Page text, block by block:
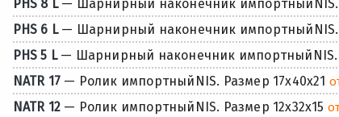
PHS 8 L — Шарнирный наконечник импортныйNIS.
PHS 6 L — Шарнирный наконечник импортныйNIS.
PHS 5 L — Шарнирный наконечник импортныйNIS.
NATR 17 — Ролик импортныйNIS. Размер 17x40x21
NATR 12 — Ролик импортныйNIS. Размер 12x32x15